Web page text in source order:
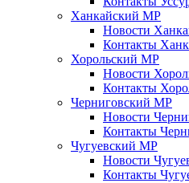
Ханкайский МР
Новости
Контакты
Хорольский МР
Новости
Контакты
Черниговский МР
Новости
Контакты
Чугуевский МР
Новости
Контакты